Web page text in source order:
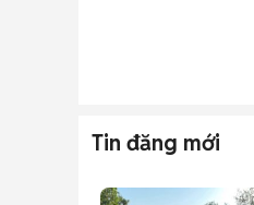
Tin đăng mới